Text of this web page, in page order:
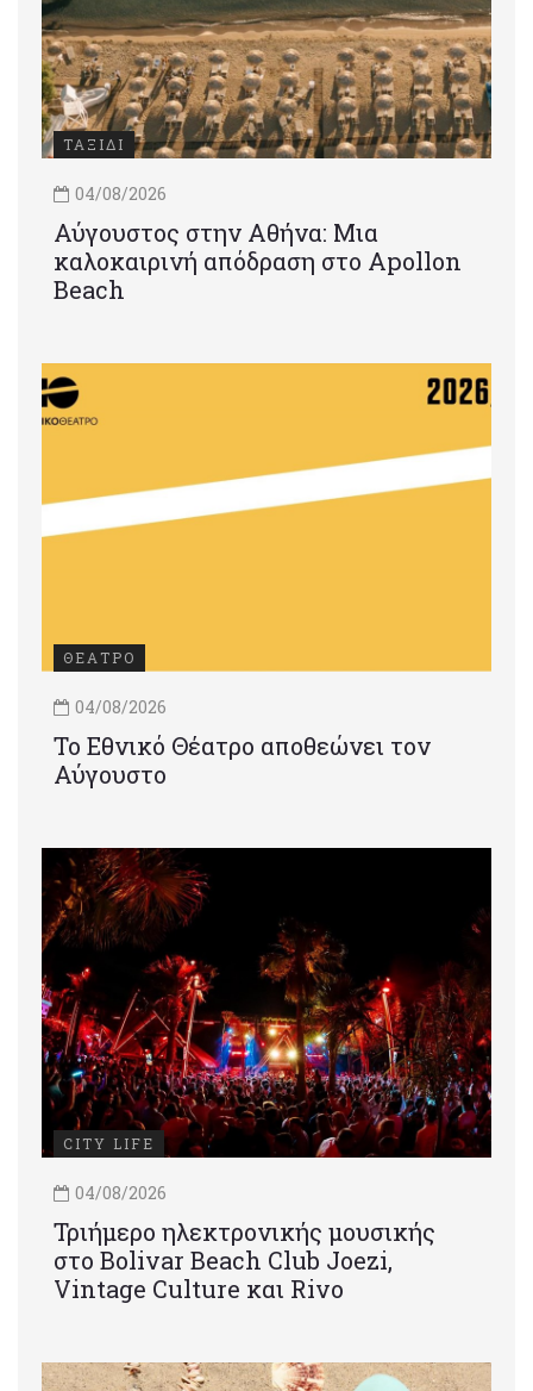
ΤΑΞΙΔΙ
04/08/2026
Αύγουστος στην Αθήνα: Μια
καλοκαιρινή απόδραση στο Apollon
Beach
ΘΕΑΤΡΟ
04/08/2026
Το Εθνικό Θέατρο αποθεώνει τον
Αύγουστο
CITY LIFE
04/08/2026
Τριήμερο ηλεκτρονικής μουσικής
στο Bolivar Beach Club Joezi,
Vintage Culture και Rivo